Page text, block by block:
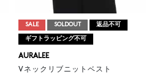
SALE SOLDOUT 返品不可
ギフトラッピング不可
AURALEE
Vネックリブニットベスト